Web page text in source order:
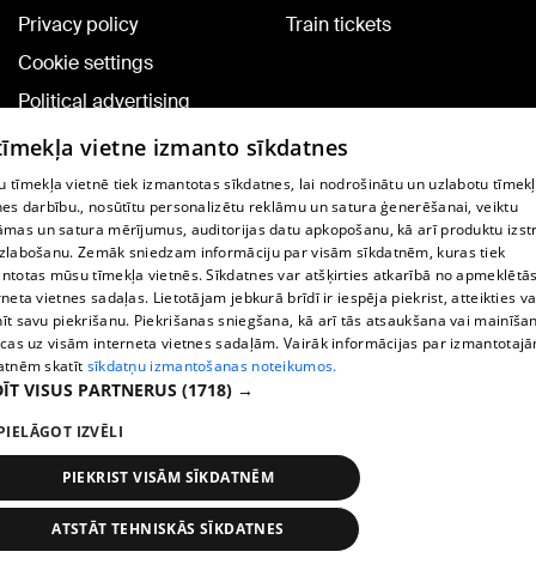
Privacy policy
Cookie settings
Political advertising
Cookie policy
Commenting terms
Train tickets
TV program
Contract rules
360 Ziņu kontakti
Helio Media
Vortal assistance service: e-mail -
All rights reserved.
News Search 1188 play
vietne izmanto sīkdatnes
tīmekļa vietnē tiek izmantotas sīkdatnes, lai nodrošinātu un uzlabotu
darbību., nosūtītu personalizētu reklāmu un satura ģenerēšanai, veiktu
un satura mērījumus, auditorijas datu apkopošanu, kā arī produktu
Zemāk sniedzam informāciju par visām sīkdatnēm, kuras tiek
mūsu tīmekļa vietnēs. Sīkdatnes var atšķirties atkarībā no
vietnes sadaļas. Lietotājam jebkurā brīdī ir iespēja piekrist, atteikties
savu piekrišanu. Piekrišanas sniegšana, kā arī tās atsaukšana vai
uz visām interneta vietnes sadaļām. Vairāk informācijas par
skatīt sīkdatņu izmantošanas noteikumos.
VISUS PARTNERUS (1718) →
IZVĒLI
PIEKRIST VISĀM SĪKDATNĒM
ATSTĀT TEHNISKĀS SĪKDATNES